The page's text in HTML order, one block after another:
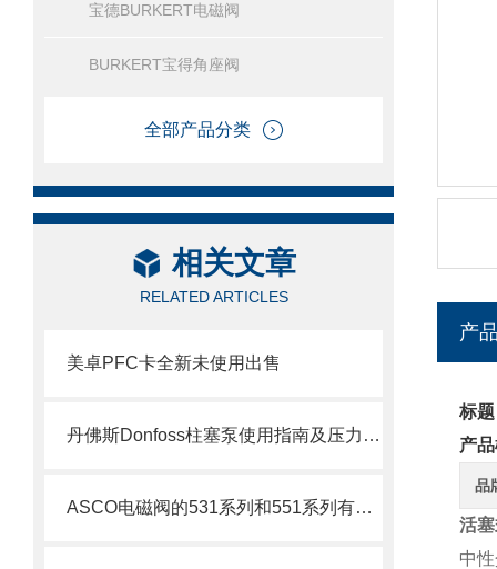
宝德BURKERT电磁阀
BURKERT宝得角座阀
全部产品分类
相关文章
RELATED ARTICLES
美卓PFC卡全新未使用出售
丹佛斯Donfoss柱塞泵使用指南及压力调节教程
ASCO电磁阀的531系列和551系列有什么差别
产
标
产
品
活
中